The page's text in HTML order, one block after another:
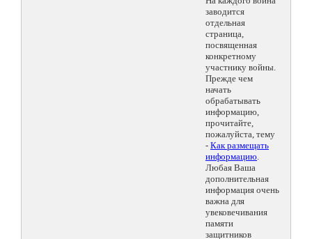
заводится
отдельная
страница,
посвященная
конкретному
участнику войны.
Прежде чем
начать
обрабатывать
информацию,
прочитайте,
пожалуйста, тему
- Как размещать
информацию.
Любая Ваша
дополнительная
информация очень
важна для
увековечивания
памяти
защитников